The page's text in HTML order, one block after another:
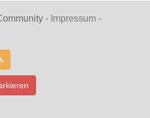
- Impressum -